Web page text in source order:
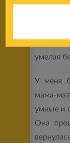
свой
верят,
умелая
У меня
мама-
умные и
Она